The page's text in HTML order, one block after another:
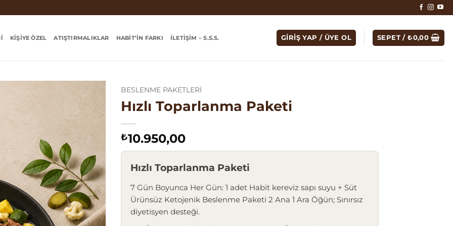
KIŞIYE ÖZEL ATIŞTIRMALIKLAR HABIT’IN FARKI İLETIŞIM – S.S.S. GIRIŞ YAP / ÜYE OL SEPET /₺0,00
BESLENME PAKETLERI
Hızlı Toparlanma Paketi
₺10.950,00
Hızlı Toparlanma Paketi
7 Gün Boyunca Her Gün: 1 adet Habit kereviz sapı suyu + Süt
Ürünsüz Ketojenik Beslenme Paketi 2 Ana 1 Ara Öğün; Sınırsız
diyetisyen desteği.